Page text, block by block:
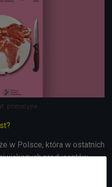
promocyjne
w Polsce, która w ostatnich
producentów
pierwsze miejsce w
odpowiednio czwarte i